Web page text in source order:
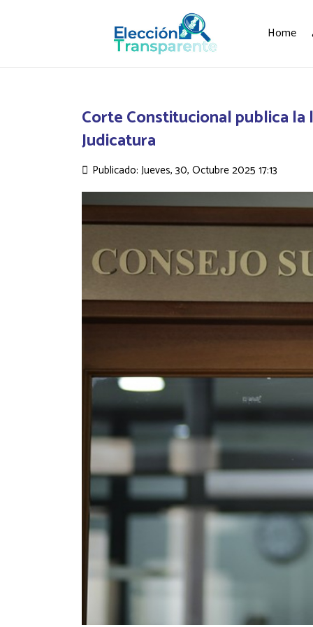
Home
Corte Constitucional publica
Judicatura
Publicado: Jueves, 30, Octubre 2025 17:13